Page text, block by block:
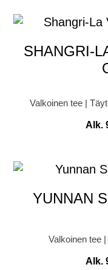
SHANGRI-
Valkoinen tee |
Alk.
YUNNAN
Valkoinen tee
Alk.